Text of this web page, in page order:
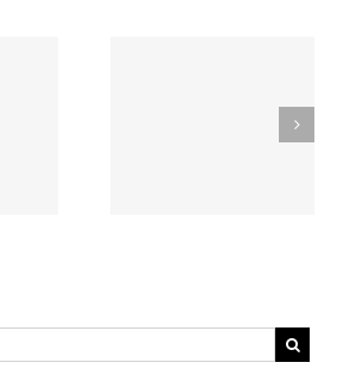
en 2026 : meilleurs